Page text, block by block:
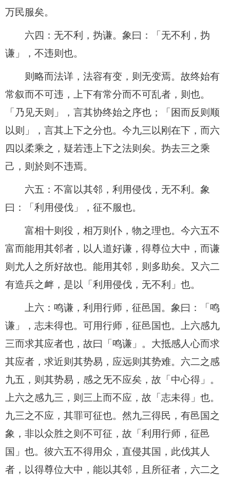
万民服矣。
六四：无不利，㧑谦。象曰：「无不利，㧑
谦」，不违则也。
则略而法详，法容有变，则无变焉。故终始有
常叙而不可违，上下有常分而不可乱者，则也。
「乃见天则」，言其协终始之序也；「困而反则顺
以则」，言其上下之分也。今九三以刚在下，而六
四以柔乘之，疑若违上下之法则矣。㧑去三之乘
己，则於则不违焉。
六五：不富以其邻，利用侵伐，无不利。象
曰：「利用侵伐」，征不服也。
富相十则役，相万则仆，物之理也。今六五不
富而能用其邻者，以人道好谦，得尊位大中，而谦
则尤人之所好故也。能用其邻，则多助矣。又六二
有造兵之衅，是以「利用侵伐，无不利」也。
上六：鸣谦，利用行师，征邑国。象曰：「鸣
谦」，志未得也。可用行师，征邑国也。上六感九
三而求其应者也，故曰「鸣谦」。大抵感人心而求
其应者，求近则其势易，应远则其势难。六二之感
九五，则其势易，感之旡不应矣，故「中心得」。
上六之感九三，则三上而不应，故「志未得」也。
九三之不应，其罪可征也。然九三得民，有邑国之
象，非以众胜之则不可征，故「利用行师，征邑
国」也。彼六五不得用众，直侵其国，此伐其人
者，以得尊位大中，能以其邻，且所征者，六二之